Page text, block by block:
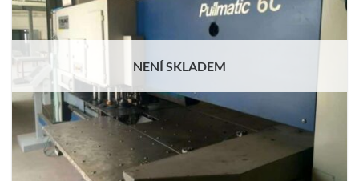
NENÍ SKLADEM